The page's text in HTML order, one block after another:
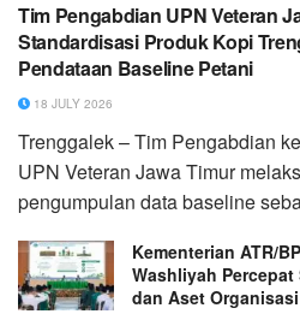
Tim Pengabdian UPN Veteran
Standardisasi Produk Kopi
Pendataan Baseline Petani
18 JULY 2026
Trenggalek – Tim Pengabdian
UPN Veteran Jawa Timur
pengumpulan data baseline
Kementerian ATR/
Washliyah
dan Aset